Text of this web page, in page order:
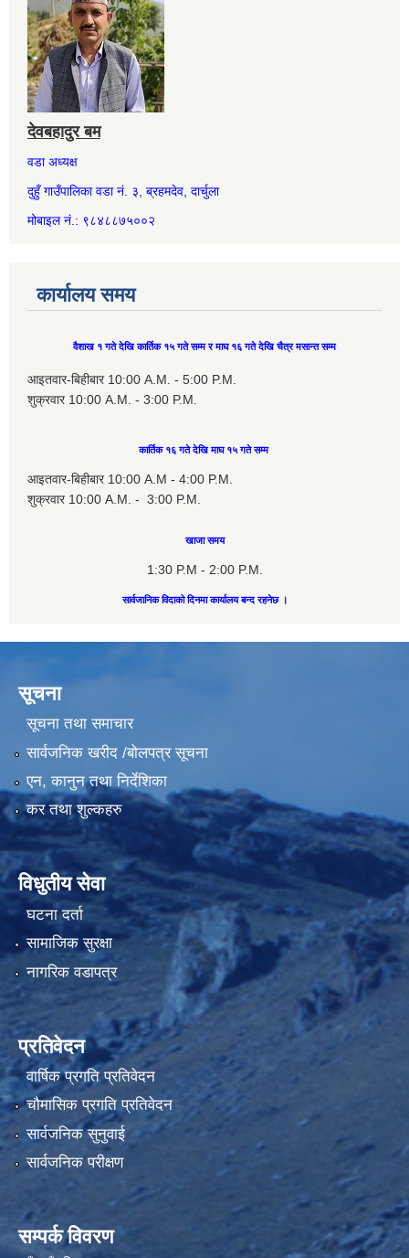
देवबहादुर बम
वडा अध्यक्ष
दुहुँ गाउँपालिका वडा नं. ३, ब्रहमदेव, दार्चुला
मोबाइल नं.: ९८४८८७५००२
कार्यालय समय
वैशाख १ गते देखि कार्तिक १५ गते सम्म र माघ १६ गते देखि चैत्र मसान्त सम्म
आइतवार-बिहीबार 10:00 A.M. - 5:00 P.M.
शुक्रवार 10:00 A.M. - 3:00 P.M.
कार्तिक १६ गते देखि माघ १५ गते सम्म
आइतवार-बिहीबार 10:00 A.M - 4:00 P.M.
शुक्रवार 10:00 A.M. - 3:00 P.M.
खाजा समय
1:30 P.M - 2:00 P.M.
सार्वजानिक विदाको दिनमा कार्यालय बन्द रहनेछ ।
सूचना
सूचना तथा समाचार
सार्वजनिक खरीद /बोलपत्र सूचना
एन, कानुन तथा निर्देशिका
कर तथा शुल्कहरु
विधुतीय सेवा
घटना दर्ता
सामाजिक सुरक्षा
नागरिक वडापत्र
प्रतिवेदन
वार्षिक प्रगति प्रतिवेदन
चौमासिक प्रगति प्रतिवेदन
सार्वजनिक सुनुवाई
सार्वजनिक परीक्षण
सम्पर्क विवरण